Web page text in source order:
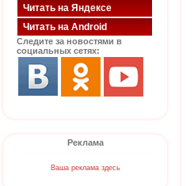
Читать на Яндексе
Читать на Android
Следите за новостями в
социальных сетях:
Реклама
Ваша реклама здесь